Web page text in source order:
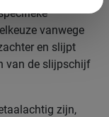
vanwege
en slijpt
van de slijpschijf
zijn,